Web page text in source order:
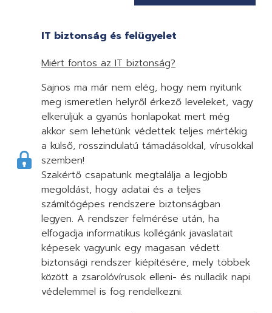
IT biztonság és felügyelet
Miért fontos az IT biztonság?
Sajnos ma már nem elég, hogy nem nyitunk
meg ismeretlen helyről érkező leveleket, vagy
elkerüljük a gyanús honlapokat mert még
akkor sem lehetünk védettek teljes mértékig
a külső, rosszindulatú támadásokkal, vírusokkal
szemben!
Szakértő csapatunk megtalálja a legjobb
megoldást, hogy adatai és a teljes
számítógépes rendszere biztonságban
legyen. A rendszer felmérése után, ha
elfogadja informatikus kollégánk javaslatait
képesek vagyunk egy magasan védett
biztonsági rendszer kiépítésére, mely többek
között a zsarolóvírusok elleni- és nulladik napi
védelemmel is fog rendelkezni.